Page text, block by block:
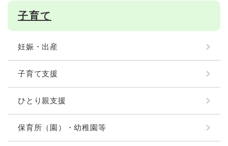
子育て
妊娠・出産
子育て支援
ひとり親支援
保育所（園）・幼稚園等